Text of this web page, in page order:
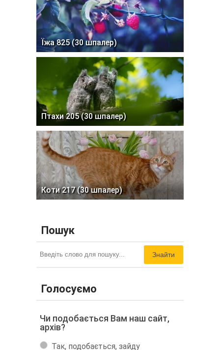
Їжа 825 (30 шпалер)
Птахи 205 (30 шпалер)
Коти 217 (30 шпалер)
Пошук
Знайти
Голосуємо
Чи подобається Вам наш сайт,
архів?
Так, подобається, зайду